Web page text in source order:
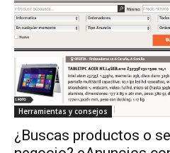
Herramientas y consejos
¿Buscas productos o